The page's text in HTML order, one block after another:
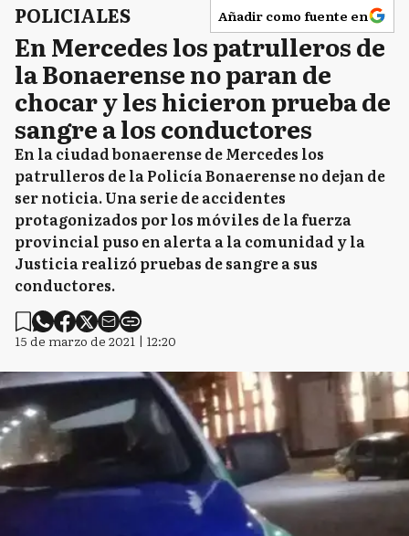
POLICIALES Añadir como fuente en
En Mercedes los patrulleros de
la Bonaerense no paran de
chocar y les hicieron prueba de
sangre a los conductores
En la ciudad bonaerense de Mercedes los
patrulleros de la Policía Bonaerense no dejan de
ser noticia. Una serie de accidentes
protagonizados por los móviles de la fuerza
provincial puso en alerta a la comunidad y la
Justicia realizó pruebas de sangre a sus
conductores.
15 de marzo de 2021 | 12:20